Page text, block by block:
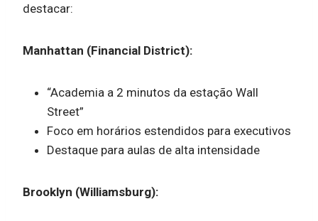
destacar:
Manhattan (Financial District):
“Academia a 2 minutos da estação Wall
Street”
Foco em horários estendidos para executivos
Destaque para aulas de alta intensidade
Brooklyn (Williamsburg):